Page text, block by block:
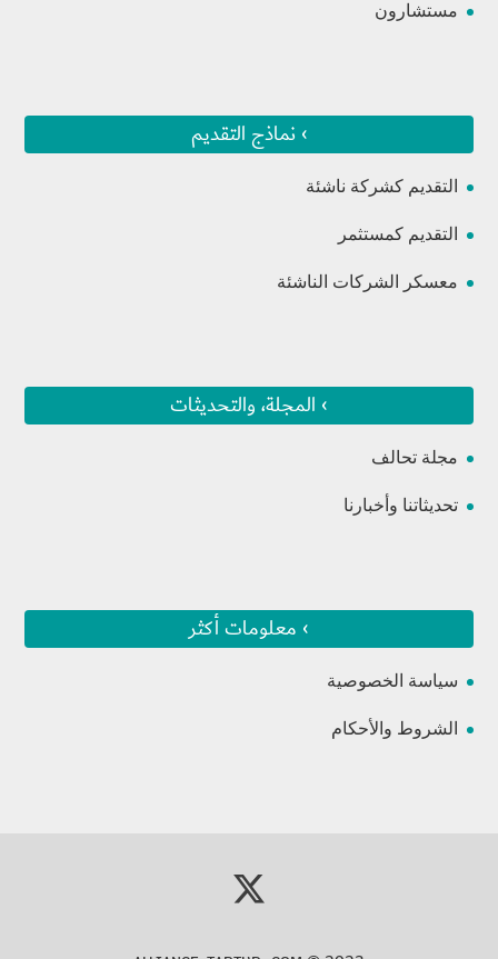
مستشارون
› نماذج التقديم
التقديم كشركة ناشئة
التقديم كمستثمر
معسكر الشركات الناشئة
› المجلة، والتحديثات
مجلة تحالف
تحديثاتنا وأخبارنا
› معلومات أكثر
سياسة الخصوصية
الشروط والأحكام